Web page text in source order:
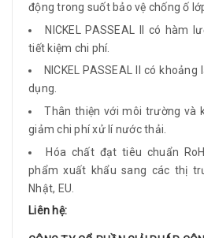
động trong suốt bảo vệ chống ố
NICKEL PASSEAL II có hàm
tiết kiệm chi phí.
NICKEL PASSEAL II có
dụng.
Thân thiện với môi trường và
giảm chi phí xử lí nước thải.
Hóa chất đạt tiêu chuẩn
phẩm xuất khẩu sang các thị
Nhật, EU.
Liên hệ: